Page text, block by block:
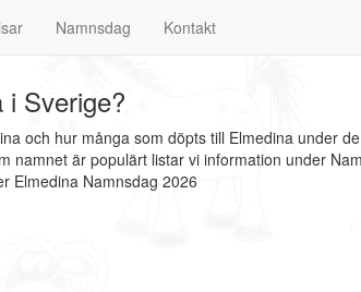
Namnsdag Kontakt
i Sverige?
och hur många som döpts till Elmedina under
namnet är populärt listar vi information under
Elmedina Namnsdag 2026